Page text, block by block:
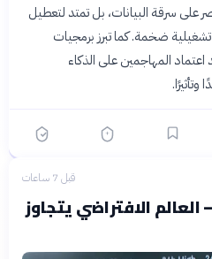
على سرقة البيانات، بل تمتد لتعطيل
ضخمة. كما تبرز برمجيات
اعتماد المهاجمين على الذكاء
قبل 7 ساعات
الافتراضي يتجاوز